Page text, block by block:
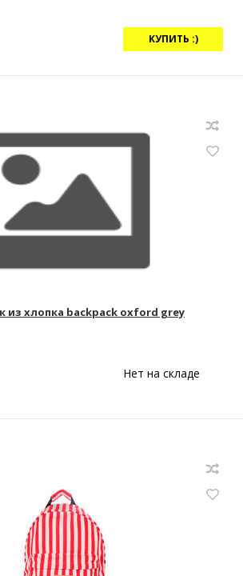
КУПИТЬ :)
из хлопка backpack oxford grey
Нет на складе